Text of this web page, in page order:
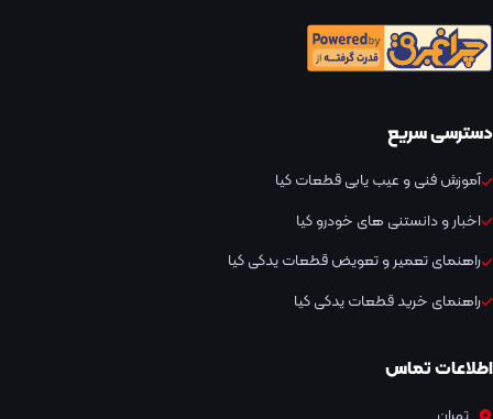
دسترسی سریع
آموزش فنی و عیب یابی قطعات کیا
اخبار و دانستنی های خودرو کیا
راهنمای تعمیر و تعویض قطعات یدکی کیا
راهنمای خرید قطعات یدکی کیا
اطلاعات تماس